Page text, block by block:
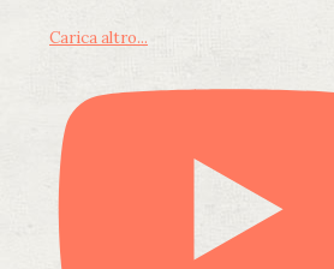
Carica altro...